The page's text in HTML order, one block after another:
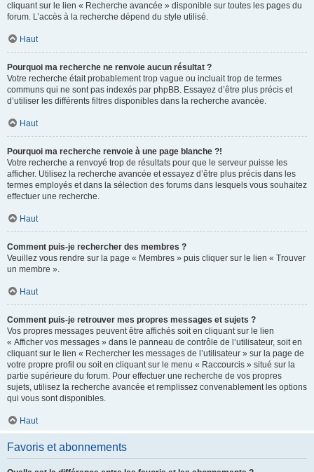
cliquant sur le lien « Recherche avancée » disponible sur toutes les pages du
forum. L’accès à la recherche dépend du style utilisé.
Haut
Pourquoi ma recherche ne renvoie aucun résultat ?
Votre recherche était probablement trop vague ou incluait trop de termes
communs qui ne sont pas indexés par phpBB. Essayez d’être plus précis et
d’utiliser les différents filtres disponibles dans la recherche avancée.
Haut
Pourquoi ma recherche renvoie à une page blanche ?!
Votre recherche a renvoyé trop de résultats pour que le serveur puisse les
afficher. Utilisez la recherche avancée et essayez d’être plus précis dans les
termes employés et dans la sélection des forums dans lesquels vous souhaitez
effectuer une recherche.
Haut
Comment puis-je rechercher des membres ?
Veuillez vous rendre sur la page « Membres » puis cliquer sur le lien « Trouver
un membre ».
Haut
Comment puis-je retrouver mes propres messages et sujets ?
Vos propres messages peuvent être affichés soit en cliquant sur le lien
« Afficher vos messages » dans le panneau de contrôle de l’utilisateur, soit en
cliquant sur le lien « Rechercher les messages de l’utilisateur » sur la page de
votre propre profil ou soit en cliquant sur le menu « Raccourcis » situé sur la
partie supérieure du forum. Pour effectuer une recherche de vos propres
sujets, utilisez la recherche avancée et remplissez convenablement les options
qui vous sont disponibles.
Haut
Favoris et abonnements